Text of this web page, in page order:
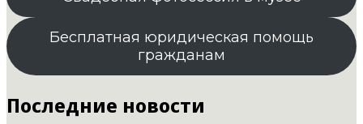
Бесплатная юридическая помощь
гражданам
Последние новости